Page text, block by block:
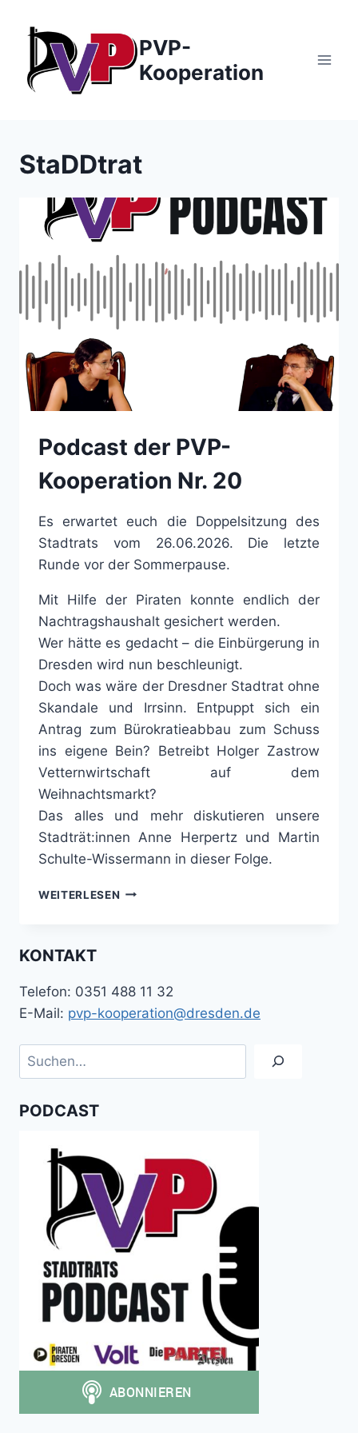
Inhalt
springen
PVP-
Kooperation
StaDDtrat
Podcast der PVP-
Kooperation Nr. 20
Es erwartet euch die Doppelsitzung des
Stadtrats vom 26.06.2026. Die letzte
Runde vor der Sommerpause.
Mit Hilfe der Piraten konnte endlich der
Nachtragshaushalt gesichert werden.
Wer hätte es gedacht – die Einbürgerung in
Dresden wird nun beschleunigt.
Doch was wäre der Dresdner Stadtrat ohne
Skandale und Irrsinn. Entpuppt sich ein
Antrag zum Bürokratieabbau zum Schuss
ins eigene Bein? Betreibt Holger Zastrow
Vetternwirtschaft auf dem
Weihnachtsmarkt?
Das alles und mehr diskutieren unsere
Stadträt:innen Anne Herpertz und Martin
Schulte-Wissermann in dieser Folge.
WEITERLESEN PODCAST
KONTAKT
Telefon: 0351 488 11 32
E-Mail: pvp-kooperation@dresden.de
Suchen
PODCAST